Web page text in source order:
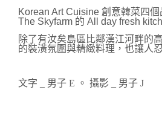
Korean Art Cuisine 創意韓菜四個
The Skyfarm 的 All day fresh
除了有汝矣島區比鄰漢江河畔的
的裝潢氛圍與精緻料理，也讓人
文字 _ 男子 E 。 攝影 _ 男子 J